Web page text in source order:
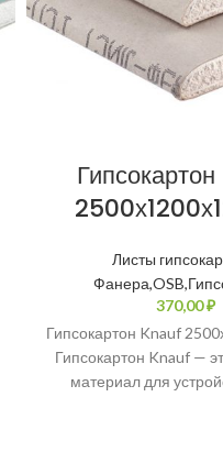
Листы
₽
Гипсокартон Knauf
Гипсокартон Knauf —
материал для